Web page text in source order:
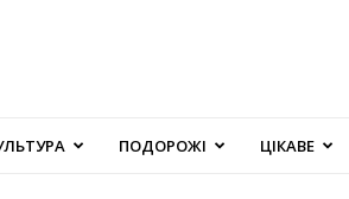
ПОДОРОЖІ ЦІКАВЕ